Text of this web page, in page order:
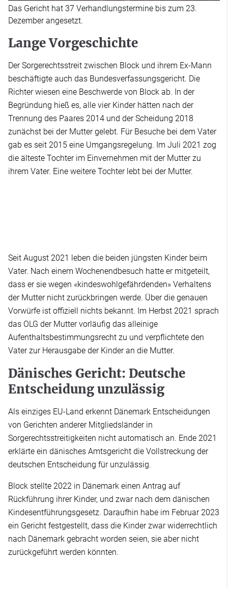
Das Gericht hat 37 Verhandlungstermine bis zum 23.
Dezember angesetzt.
Lange Vorgeschichte
Der Sorgerechtsstreit zwischen Block und ihrem Ex-Mann
beschäftigte auch das Bundesverfassungsgericht. Die
Richter wiesen eine Beschwerde von Block ab. In der
Begründung hieß es, alle vier Kinder hätten nach der
Trennung des Paares 2014 und der Scheidung 2018
zunächst bei der Mutter gelebt. Für Besuche bei dem Vater
gab es seit 2015 eine Umgangsregelung. Im Juli 2021 zog
die älteste Tochter im Einvernehmen mit der Mutter zu
ihrem Vater. Eine weitere Tochter lebt bei der Mutter.
Seit August 2021 leben die beiden jüngsten Kinder beim
Vater. Nach einem Wochenendbesuch hatte er mitgeteilt,
dass er sie wegen «kindeswohlgefährdenden» Verhaltens
der Mutter nicht zurückbringen werde. Über die genauen
Vorwürfe ist offiziell nichts bekannt. Im Herbst 2021 sprach
das OLG der Mutter vorläufig das alleinige
Aufenthaltsbestimmungsrecht zu und verpflichtete den
Vater zur Herausgabe der Kinder an die Mutter.
Dänisches Gericht: Deutsche
Entscheidung unzulässig
Als einziges EU-Land erkennt Dänemark Entscheidungen
von Gerichten anderer Mitgliedsländer in
Sorgerechtsstreitigkeiten nicht automatisch an. Ende 2021
erklärte ein dänisches Amtsgericht die Vollstreckung der
deutschen Entscheidung für unzulässig.
Block stellte 2022 in Dänemark einen Antrag auf
Rückführung ihrer Kinder, und zwar nach dem dänischen
Kindesentführungsgesetz. Daraufhin habe im Februar 2023
ein Gericht festgestellt, dass die Kinder zwar widerrechtlich
nach Dänemark gebracht worden seien, sie aber nicht
zurückgeführt werden könnten.